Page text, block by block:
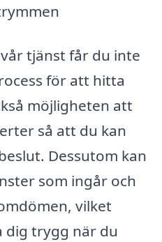
tjänst får du inte
för att hitta
möjligheten att
så att du kan
Dessutom kan
som ingår och
vilket
dig trygg när du